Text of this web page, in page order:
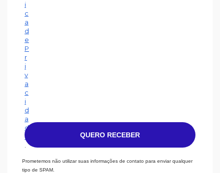
i
c
a
d
e
P
r
i
v
a
c
i
d
a
d
e
QUERO RECEBER
Prometemos não utilizar suas informações de contato para enviar qualquer
tipo de SPAM.